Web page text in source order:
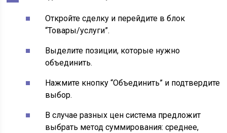
Откройте сделку и перейдите в блок
“Товары/услуги”.
Выделите позиции, которые нужно
объединить.
Нажмите кнопку “Объединить” и подтвердите
выбор.
В случае разных цен система предложит
выбрать метод суммирования: среднее,